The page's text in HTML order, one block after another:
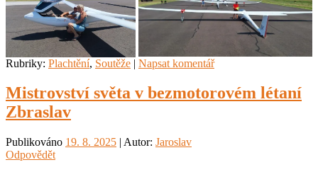
Rubriky: Plachtění, Soutěže | Napsat komentář
Mistrovství světa v bezmotorovém létaní
Zbraslav
Publikováno 19. 8. 2025 | Autor: Jaroslav
Odpovědět